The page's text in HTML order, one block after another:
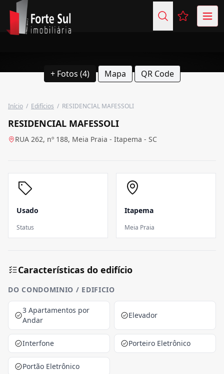
Favoritos
+ Fotos (4) Mapa QR Code
Início / Edifícios / RESIDENCIAL MAFESSOLI
RESIDENCIAL MAFESSOLI
RUA 262, nº 188, Meia Praia - Itapema - SC
Usado
Status
Itapema
Meia Praia
Características do edifício
DO CONDOMINIO / EDIFICIO
3 Apartamentos por
Andar
Elevador
Interfone Porteiro Eletrônico
Portão Eletrônico